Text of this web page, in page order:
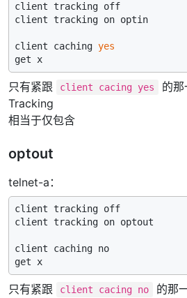
client tracking off
client tracking on optin
client caching yes
只有紧跟 client cacing yes
的
Tracking
相当于仅包含
optout
telnet-a：
client tracking off
client tracking on optout
client caching no
只有紧跟 client cacing no
的那